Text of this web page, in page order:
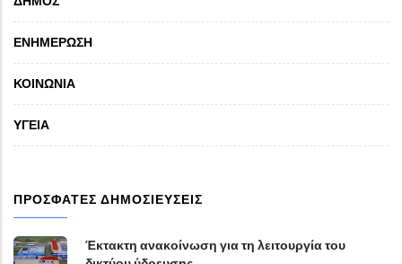
ΕΝΗΜΕΡΩΣΗ
ΚΟΙΝΩΝΙΑ
ΥΓΕΙΑ
ΠΡΟΣΦΑΤΕΣ ΔΗΜΟΣΙΕΥΣΕΙΣ
Έκτακτη ανακοίνωση για τη λειτουργία του